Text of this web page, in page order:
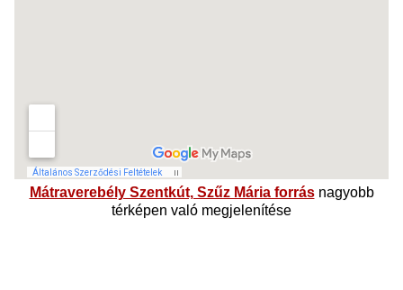
Mátraverebély Szentkút, Szűz Mária forrásnagyobb
térképen való megjelenítése